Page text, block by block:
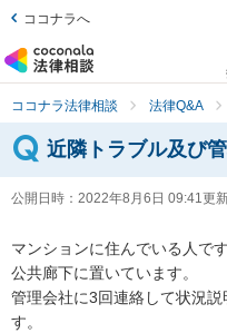
ココナラへ
ココナラ法律相談 法律Q&A
近隣トラブル及び
公開日時： 2022年8月6日 09:41更
マンションに住んでいる人で
公共廊下に置いています。
管理会社に3回連絡して状況
す。